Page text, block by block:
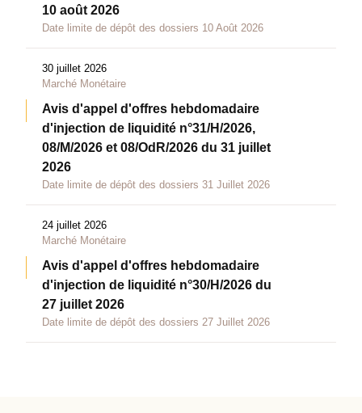
10 août 2026
Date limite de dépôt des dossiers 10 Août 2026
30 juillet 2026
Marché Monétaire
Avis d'appel d'offres hebdomadaire
d'injection de liquidité n°31/H/2026,
08/M/2026 et 08/OdR/2026 du 31 juillet
2026
Date limite de dépôt des dossiers 31 Juillet 2026
24 juillet 2026
Marché Monétaire
Avis d'appel d'offres hebdomadaire
d'injection de liquidité n°30/H/2026 du
27 juillet 2026
Date limite de dépôt des dossiers 27 Juillet 2026